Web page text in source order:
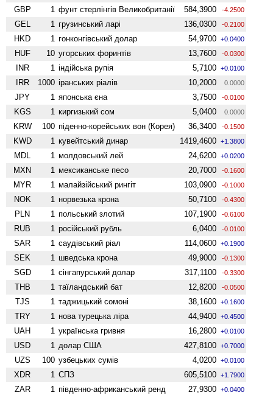
GBP 1 фунт стерлінгів Велико­британії 584,3900 -4.2500
GEL 1 грузинський ларі 136,0300 -0.2100
HKD 1 гонконгівський долар 54,9700 +0.0400
HUF 10 угорських форинтів 13,7600 -0.0300
INR 1 індійська рупія 5,7100 +0.0100
IRR 1000 іранських ріалів 10,2000 0.0000
JPY 1 японська єна 3,7500 -0.0100
KGS 1 киргизький сом 5,0400 0.0000
KRW 100 піденно-корейських вон (Корея) 36,3400 -0.1500
KWD 1 кувейтський динар 1419,4600 +1.3800
MDL 1 молдовський лей 24,6200 +0.0200
MXN 1 мексиканське песо 20,7000 -0.1600
MYR 1 малайзійський рингіт 103,0900 -0.1000
NOK 1 норвезька крона 50,7100 -0.4300
PLN 1 польський злотий 107,1900 -0.6100
RUB 1 російський рубль 6,0400 -0.0100
SAR 1 саудівський ріал 114,0600 +0.1900
SEK 1 шведська крона 49,9000 -0.1300
SGD 1 сінгапурський долар 317,1100 -0.3300
THB 1 таїландський бат 12,8200 -0.0500
TJS 1 таджицький сомоні 38,1600 +0.1600
TRY 1 нова турецька ліра 44,9400 +0.4500
UAH 1 українська гривня 16,2800 +0.0100
USD 1 долар США 427,8100 +0.7000
UZS 100 узбецьких сумів 4,0200 +0.0100
XDR 1 СПЗ 605,5100 +1.7900
ZAR 1 південно-африканський ренд 27,9300 +0.0400